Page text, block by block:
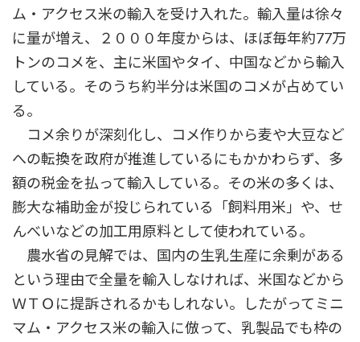
ム・アクセス米の輸入を受け入れた。輸入量は徐々
に量が増え、２０００年度からは、ほぼ毎年約77万
トンのコメを、主に米国やタイ、中国などから輸入
している。そのうち約半分は米国のコメが占めてい
る。
コメ余りが深刻化し、コメ作りから麦や大豆など
への転換を政府が推進しているにもかかわらず、多
額の税金を払って輸入している。その米の多くは、
膨大な補助金が投じられている「飼料用米」や、せ
んべいなどの加工用原料として使われている。
農水省の見解では、国内の生乳生産に余剰がある
という理由で全量を輸入しなければ、米国などから
ＷＴＯに提訴されるかもしれない。したがってミニ
マム・アクセス米の輸入に倣って、乳製品でも枠の